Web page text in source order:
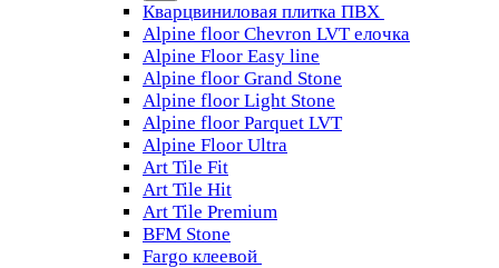
Кварцвиниловая плитка ПВХ
Alpine floor Chevron LVT елочка
Alpine Floor Easy line
Alpine floor Grand Stone
Alpine floor Light Stone
Alpine floor Parquet LVT
Alpine Floor Ultra
Art Tile Fit
Art Tile Hit
Art Tile Premium
BFM Stone
Fargo клеевой